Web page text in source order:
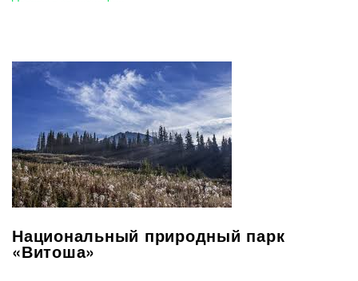
Национальный природный парк
«Витоша»